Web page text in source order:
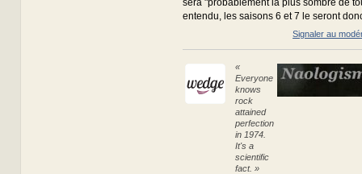
sera "probablement la plus sombre de
entendu, les saisons 6 et 7 le seront
Signaler au
«
Everyone
knows
rock
attained
perfection
in 1974.
It's a
scientific
fact. »